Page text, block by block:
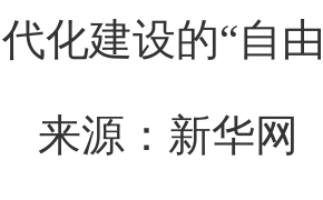
代化建设的“自
来源：新华网